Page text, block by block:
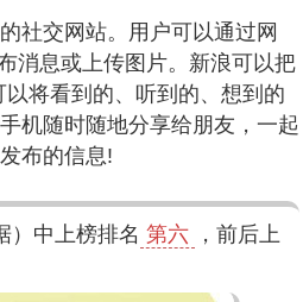
社交网站。用户可以通过网
消息或上传图片。新浪可以把
以将看到的、听到的、想到的
机随时随地分享给朋友，一起
布的信息!
）中上榜排名 第六
，前后上